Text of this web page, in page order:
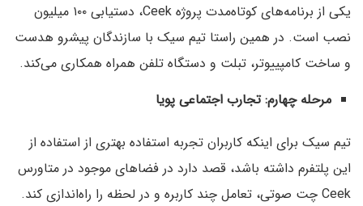
یکی از برنامه‌های کوتاه‌مدت پروژه Ceek، دستیابی ۱۰۰ میلیون
نصب است. در همین راستا تیم سیک با سازندگان پیشرو هدست
و ساخت کامپییوتر، تبلت و دستگاه تلفن همراه همکاری می‌کند.
مرحله چهارم: تجارب اجتماعی پویا
تیم سیک برای اینکه کاربران تجربه استفاده بهتری از استفاده از
این پلتفرم داشته باشد، قصد دارد در فضاهای موجود در متاورس
Ceek چت صوتی، تعامل چند کاربره و در لحظه را راه‌اندازی کند.